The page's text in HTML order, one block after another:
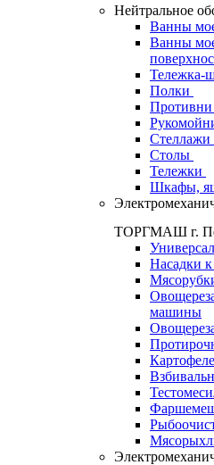
Нейтральное
Ванны
Ванны
Тележка-
Полки
Противни
Стеллажи
Столы
Тележки
Шкафы,
ТОРГМАШ г.
Насадки
машины